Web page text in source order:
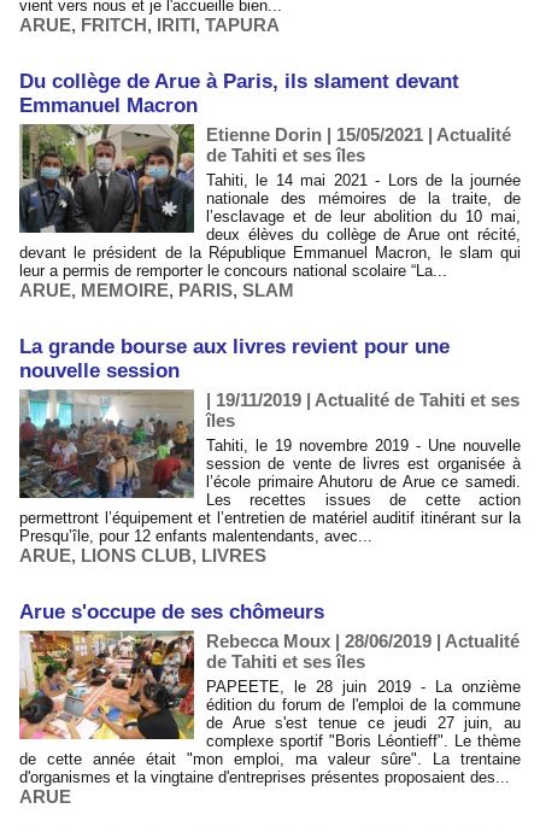
vient vers nous et je l'accueille bien...
ARUE, FRITCH, IRITI, TAPURA
Du collège de Arue à Paris, ils slament devant
Emmanuel Macron
Etienne Dorin | 15/05/2021 | Actualité
de Tahiti et ses îles
Tahiti, le 14 mai 2021 - Lors de la journée
nationale des mémoires de la traite, de
l’esclavage et de leur abolition du 10 mai,
deux élèves du collège de Arue ont récité,
devant le président de la République Emmanuel Macron, le slam qui
leur a permis de remporter le concours national scolaire “La...
ARUE, MEMOIRE, PARIS, SLAM
La grande bourse aux livres revient pour une
nouvelle session
| 19/11/2019 | Actualité de Tahiti et ses
îles
Tahiti, le 19 novembre 2019 - Une nouvelle
session de vente de livres est organisée à
l’école primaire Ahutoru de Arue ce samedi.
Les recettes issues de cette action
permettront l’équipement et l’entretien de matériel auditif itinérant sur la
Presqu’île, pour 12 enfants malentendants, avec...
ARUE, LIONS CLUB, LIVRES
Arue s'occupe de ses chômeurs
Rebecca Moux | 28/06/2019 | Actualité
de Tahiti et ses îles
PAPEETE, le 28 juin 2019 - La onzième
édition du forum de l'emploi de la commune
de Arue s'est tenue ce jeudi 27 juin, au
complexe sportif "Boris Léontieff". Le thème
de cette année était "mon emploi, ma valeur sûre". La trentaine
d'organismes et la vingtaine d'entreprises présentes proposaient des...
ARUE